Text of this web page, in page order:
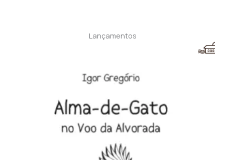
Lançamentos